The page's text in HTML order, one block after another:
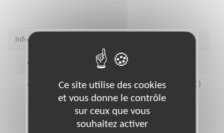
Infos pratiques
https://www.preventionroutiere.asso.fr/
Coordonnées47 rue Xaintrailles ORLEANS (45000)
Ce site utilise des cookies
et vous donne le contrôle
sur ceux que vous
souhaitez activer